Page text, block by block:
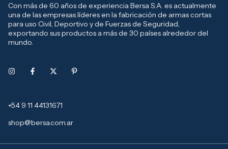
Con más de 60 años de experiencia Bersa S.A. es actualmente
una de las empresas líderes en la fabricación de armas cortas
para uso Civil, Deportivo y de Fuerzas de Seguridad,
exportando sus productos a más de 30 países alrededor del
mundo.
+54 9 11 44131671
shop@bersa.com.ar